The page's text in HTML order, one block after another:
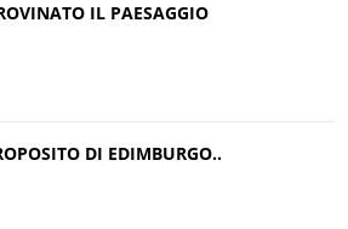
IL PAESAGGIO
DI EDIMBURGO..